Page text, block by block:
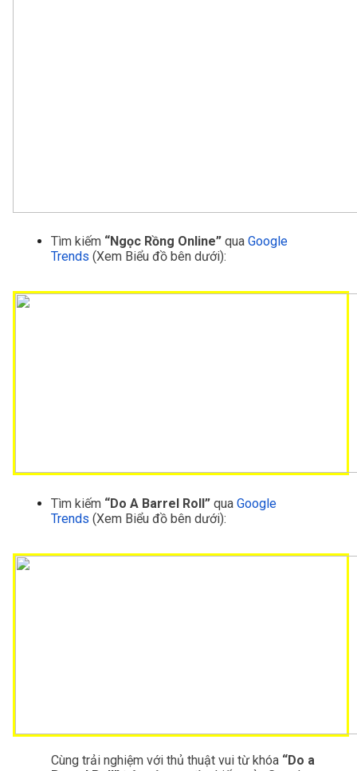
Tìm kiếm “Ngọc Rồng Online” qua Google
Trends (Xem Biểu đồ bên dưới):
Tìm kiếm “Do A Barrel Roll” qua Google
Trends (Xem Biểu đồ bên dưới):
Cùng trải nghiệm với thủ thuật vui từ khóa “Do a